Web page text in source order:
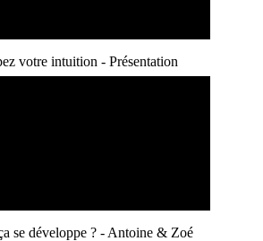
votre intuition - Présentation
se développe ? - Antoine & Zoé